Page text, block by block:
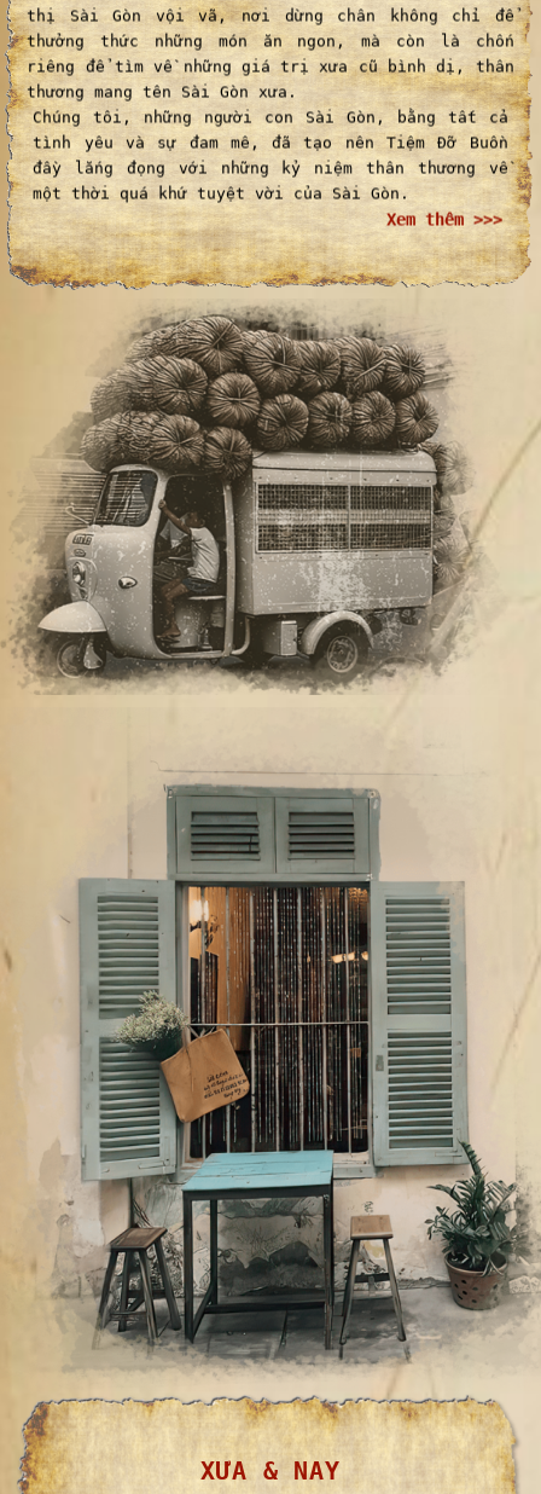
thị Sài Gòn vội vã, nơi dừng chân không chỉ để
thưởng thức những món ăn ngon, mà còn là chốn
riêng để tìm về những giá trị xưa cũ bình dị, thân
thương mang tên Sài Gòn xưa.
Chúng tôi, những người con Sài Gòn, bằng tất cả
tình yêu và sự đam mê, đã tạo nên Tiệm Đỡ Buồn
đầy lắng đọng với những kỷ niệm thân thương về
một thời quá khứ tuyệt vời của Sài Gòn.
Xem thêm >>>
XƯA & NAY